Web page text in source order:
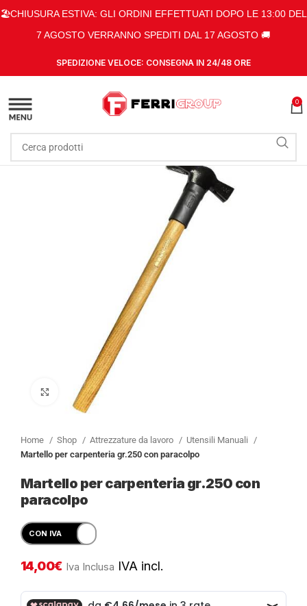
🏖️CHIUSURA ESTIVA: GLI ORDINI EFFETTUATI DOPO LE 13:00 DEL
7 AGOSTO VERRANNO SPEDITI DAL 17 AGOSTO 🚚
SPEDIZIONE VELOCE: CONSEGNA IN 24/48 ORE
0
Clicca per ingrandire
Home Shop Attrezzature da lavoro
Utensili Manuali
Martello per carpenteria gr.250 con paracolpo
Martello per carpenteria gr.250 con
paracolpo
14,00€ Iva Inclusa IVA incl.